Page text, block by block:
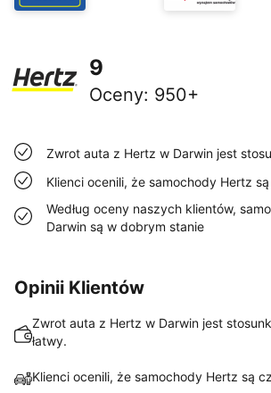
9
Oceny: 950+
Zwrot auta z Hertz w Darwin jest
Klienci ocenili, że samochody Hertz
Według oceny naszych klientów,
Darwin są w dobrym stanie
Opinii Klientów
Zwrot auta z Hertz w Darwin jest
łatwy.
Klienci ocenili, że samochody Hertz są